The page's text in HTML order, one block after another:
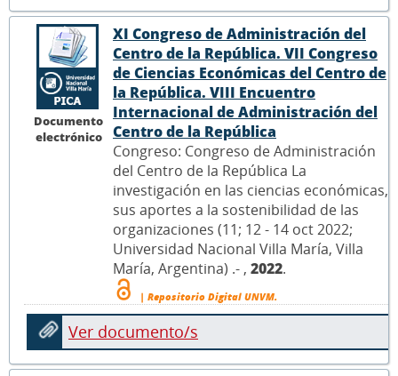
Documento
electrónico
XI Congreso de Administración del
Centro de la República. VII Congreso
de Ciencias Económicas del Centro de
la República. VIII Encuentro
Internacional de Administración del
Centro de la República
Congreso: Congreso de Administración
del Centro de la República La
investigación en las ciencias económicas,
sus aportes a la sostenibilidad de las
organizaciones (11; 12 - 14 oct 2022;
Universidad Nacional Villa María, Villa
María, Argentina) .- , 2022.
| Repositorio Digital UNVM.
Ver documento/s